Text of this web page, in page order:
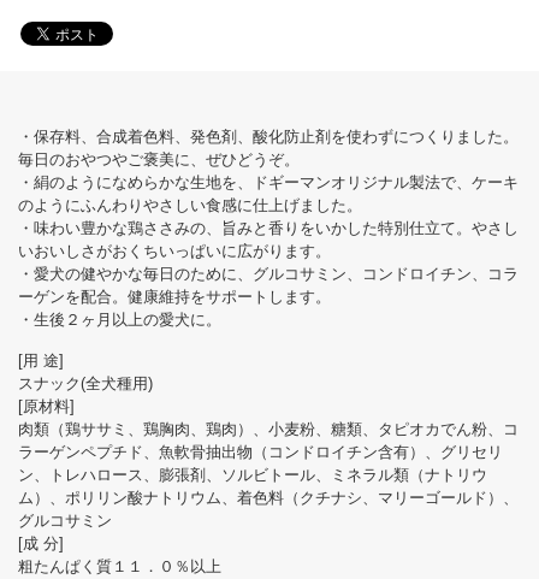
・保存料、合成着色料、発色剤、酸化防止剤を使わずにつくりました。
毎日のおやつやご褒美に、ぜひどうぞ。
・絹のようになめらかな生地を、ドギーマンオリジナル製法で、ケーキ
のようにふんわりやさしい食感に仕上げました。
・味わい豊かな鶏ささみの、旨みと香りをいかした特別仕立て。やさし
いおいしさがおくちいっぱいに広がります。
・愛犬の健やかな毎日のために、グルコサミン、コンドロイチン、コラ
ーゲンを配合。健康維持をサポートします。
・生後２ヶ月以上の愛犬に。
[用 途]
スナック(全犬種用)
[原材料]
肉類（鶏ササミ、鶏胸肉、鶏肉）、小麦粉、糖類、タピオカでん粉、コ
ラーゲンペプチド、魚軟骨抽出物（コンドロイチン含有）、グリセリ
ン、トレハロース、膨張剤、ソルビトール、ミネラル類（ナトリウ
ム）、ポリリン酸ナトリウム、着色料（クチナシ、マリーゴールド）、
グルコサミン
[成 分]
粗たんぱく質１１．０％以上